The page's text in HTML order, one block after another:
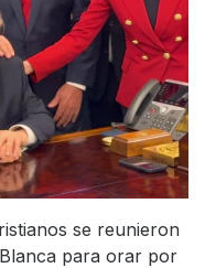
se reunieron
para orar por